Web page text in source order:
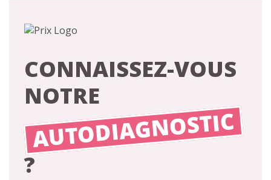
CONNAISSEZ-VOUS
NOTRE
AUTODIAGNOSTIC
?